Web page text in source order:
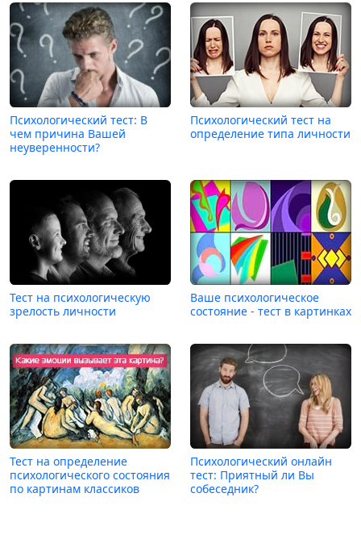
Психологический тест: В
чем причина Вашей
неуверенности?
Психологический тест на
определение типа личности
Тест на психологическую
зрелость личности
Ваше психологическое
состояние - тест в картинках
Тест на определение
психологического состояния
по картинам классиков
Психологический онлайн
тест: Приятный ли Вы
собеседник?